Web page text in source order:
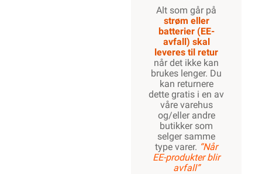
Alt som går på
strøm eller
batterier (EE-
avfall) skal
leveres til retur
når det ikke kan
brukes lenger. Du
kan returnere
dette gratis i en av
våre varehus
og/eller andre
butikker som
selger samme
type varer. “Når
EE-produkter blir
avfall”